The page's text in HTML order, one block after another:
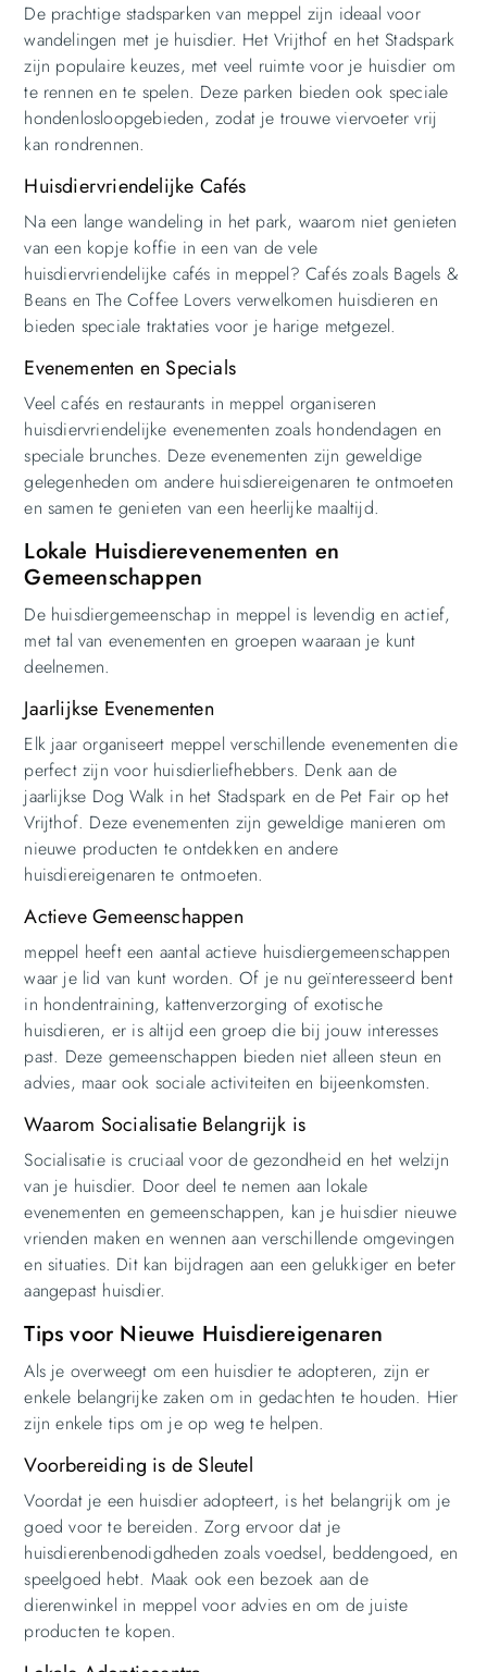
De prachtige stadsparken van meppel zijn ideaal voor
wandelingen met je huisdier. Het Vrijthof en het Stadspark
zijn populaire keuzes, met veel ruimte voor je huisdier om
te rennen en te spelen. Deze parken bieden ook speciale
hondenlosloopgebieden, zodat je trouwe viervoeter vrij
kan rondrennen.
Huisdiervriendelijke Cafés
Na een lange wandeling in het park, waarom niet genieten
van een kopje koffie in een van de vele
huisdiervriendelijke cafés in meppel? Cafés zoals Bagels &
Beans en The Coffee Lovers verwelkomen huisdieren en
bieden speciale traktaties voor je harige metgezel.
Evenementen en Specials
Veel cafés en restaurants in meppel organiseren
huisdiervriendelijke evenementen zoals hondendagen en
speciale brunches. Deze evenementen zijn geweldige
gelegenheden om andere huisdiereigenaren te ontmoeten
en samen te genieten van een heerlijke maaltijd.
Lokale Huisdierevenementen en
Gemeenschappen
De huisdiergemeenschap in meppel is levendig en actief,
met tal van evenementen en groepen waaraan je kunt
deelnemen.
Jaarlijkse Evenementen
Elk jaar organiseert meppel verschillende evenementen die
perfect zijn voor huisdierliefhebbers. Denk aan de
jaarlijkse Dog Walk in het Stadspark en de Pet Fair op het
Vrijthof. Deze evenementen zijn geweldige manieren om
nieuwe producten te ontdekken en andere
huisdiereigenaren te ontmoeten.
Actieve Gemeenschappen
meppel heeft een aantal actieve huisdiergemeenschappen
waar je lid van kunt worden. Of je nu geïnteresseerd bent
in hondentraining, kattenverzorging of exotische
huisdieren, er is altijd een groep die bij jouw interesses
past. Deze gemeenschappen bieden niet alleen steun en
advies, maar ook sociale activiteiten en bijeenkomsten.
Waarom Socialisatie Belangrijk is
Socialisatie is cruciaal voor de gezondheid en het welzijn
van je huisdier. Door deel te nemen aan lokale
evenementen en gemeenschappen, kan je huisdier nieuwe
vrienden maken en wennen aan verschillende omgevingen
en situaties. Dit kan bijdragen aan een gelukkiger en beter
aangepast huisdier.
Tips voor Nieuwe Huisdiereigenaren
Als je overweegt om een huisdier te adopteren, zijn er
enkele belangrijke zaken om in gedachten te houden. Hier
zijn enkele tips om je op weg te helpen.
Voorbereiding is de Sleutel
Voordat je een huisdier adopteert, is het belangrijk om je
goed voor te bereiden. Zorg ervoor dat je
huisdierenbenodigdheden zoals voedsel, beddengoed, en
speelgoed hebt. Maak ook een bezoek aan de
dierenwinkel in meppel voor advies en om de juiste
producten te kopen.